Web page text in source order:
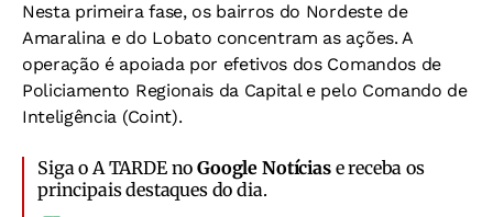
Nesta primeira fase, os bairros do Nordeste de
Amaralina e do Lobato concentram as ações. A
operação é apoiada por efetivos dos Comandos de
Policiamento Regionais da Capital e pelo Comando de
Inteligência (Coint).
Siga o A TARDE noGoogle Notíciase receba os
principais destaques do dia.